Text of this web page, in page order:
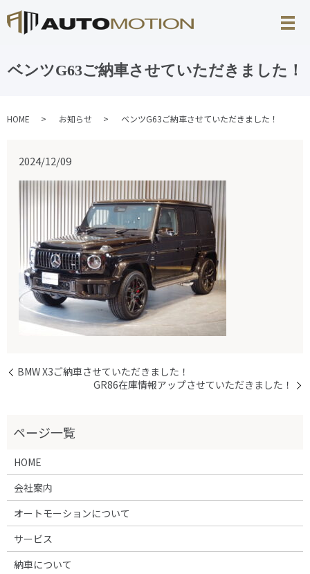
ベンツG63ご納車させていただきました！
HOME お知らせ ベンツG63ご納車させていただきました！
2024/12/09
BMW X3ご納車させていただきました！
GR86在庫情報アップさせていただきました！
HOME
会社案内
オートモーションについて
サービス
納車について